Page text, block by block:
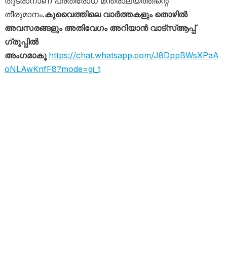
തീരുമാനം.കുവൈത്തിലെ വാർത്തകളും തൊഴിൽ
അവസരങ്ങളും അതിവേഗം അറിയാൻ വാട്സ്ആപ്പ്
ഗ്രൂപ്പിൽ
അംഗമാകൂ https://chat.whatsapp.com/J8DppBWsXPaA
oNLAwKnfF8?mode=gi_t